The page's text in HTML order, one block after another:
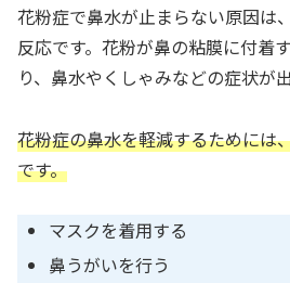
花粉症で鼻水が止まらない原因は
反応です。花粉が鼻の粘膜に付着
り、鼻水やくしゃみなどの症状が出
花粉症の鼻水を軽減するためには
です。
マスクを着用する
鼻うがいを行う